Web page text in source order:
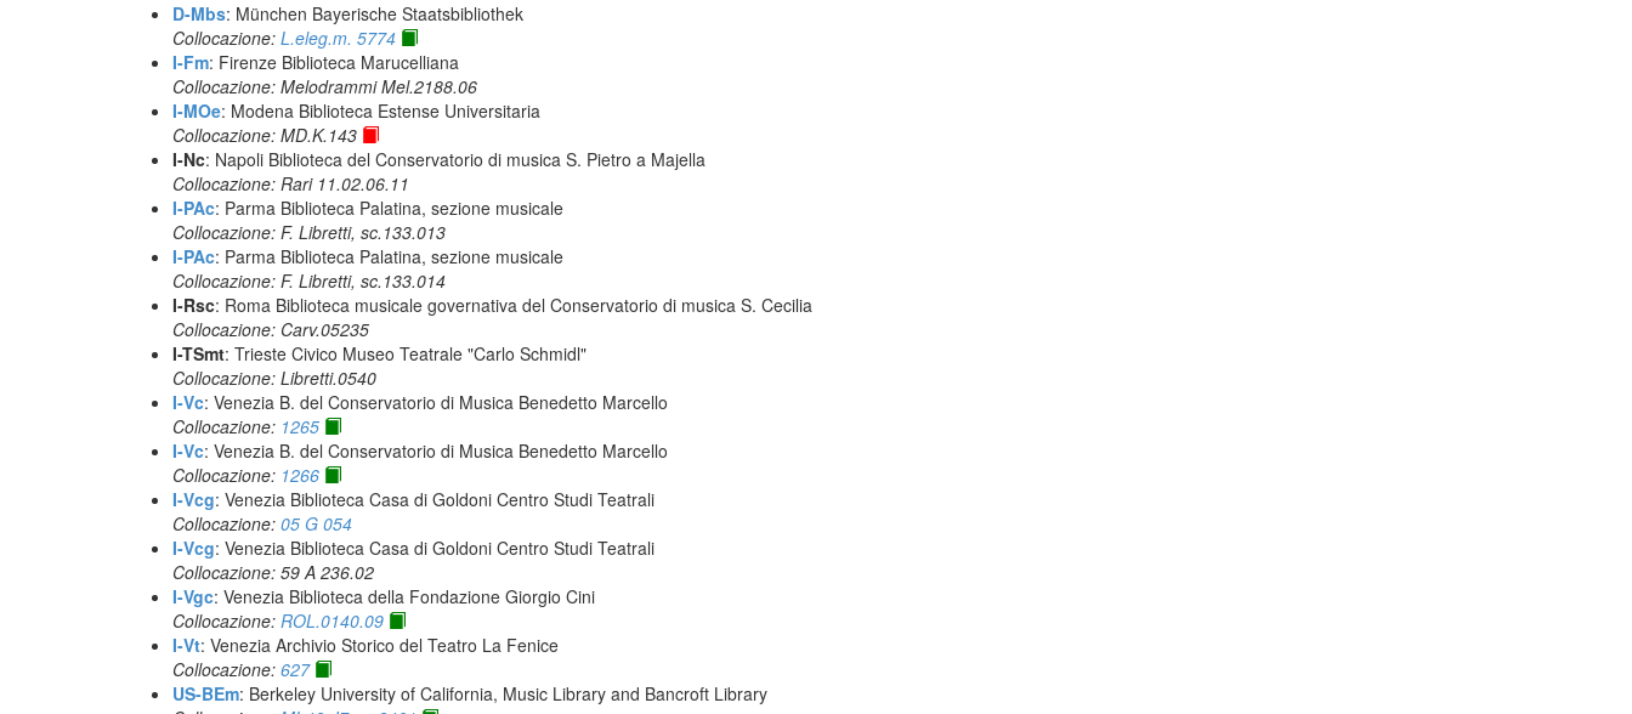
D-Mbs: München Bayerische Staatsbibliothek
Collocazione: L.eleg.m. 5774
I-Fm: Firenze Biblioteca Marucelliana
Collocazione: Melodrammi Mel.2188.06
I-MOe: Modena Biblioteca Estense Universitaria
Collocazione: MD.K.143
I-Nc: Napoli Biblioteca del Conservatorio di musica S. Pietro a Majella
Collocazione: Rari 11.02.06.11
I-PAc: Parma Biblioteca Palatina, sezione musicale
Collocazione: F. Libretti, sc.133.013
I-PAc: Parma Biblioteca Palatina, sezione musicale
Collocazione: F. Libretti, sc.133.014
I-Rsc: Roma Biblioteca musicale governativa del Conservatorio di musica S. Cecilia
Collocazione: Carv.05235
I-TSmt: Trieste Civico Museo Teatrale "Carlo Schmidl"
Collocazione: Libretti.0540
I-Vc: Venezia B. del Conservatorio di Musica Benedetto Marcello
Collocazione: 1265
I-Vc: Venezia B. del Conservatorio di Musica Benedetto Marcello
Collocazione: 1266
I-Vcg: Venezia Biblioteca Casa di Goldoni Centro Studi Teatrali
Collocazione: 05 G 054
I-Vcg: Venezia Biblioteca Casa di Goldoni Centro Studi Teatrali
Collocazione: 59 A 236.02
I-Vgc: Venezia Biblioteca della Fondazione Giorgio Cini
Collocazione: ROL.0140.09
I-Vt: Venezia Archivio Storico del Teatro La Fenice
Collocazione: 627
US-BEm: Berkeley University of California, Music Library and Bancroft Library